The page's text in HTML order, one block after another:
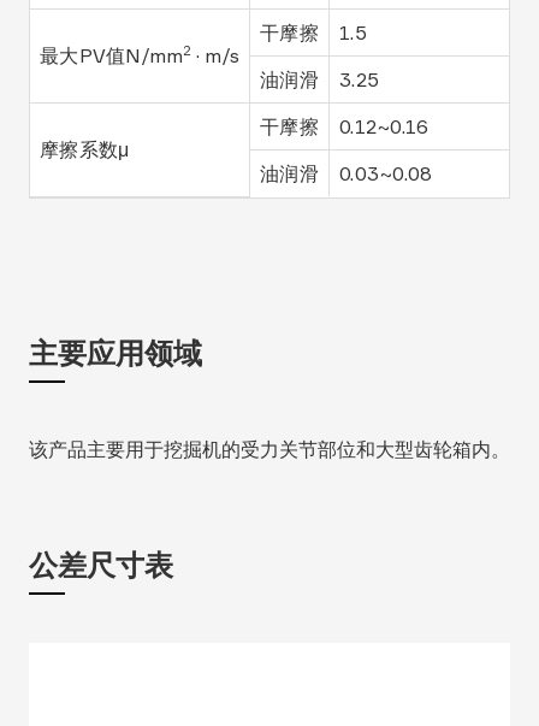
最大PV值N/mm2 · m/s
干摩擦
1.5
油润滑
3.25
摩擦系数μ
干摩擦
0.12~0.16
油润滑
0.03~0.08
主要应用领域
该产品主要用于挖掘机的受力关节部位和大型齿轮箱内。
公差尺寸表